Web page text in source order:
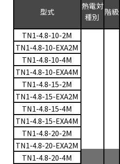
型式
熱電対
種別
階級
TN1-4.8-10-2M
TN1-4.8-10-EXA2M
TN1-4.8-10-4M
TN1-4.8-10-EXA4M
TN1-4.8-15-2M
TN1-4.8-15-EXA2M
TN1-4.8-15-4M
TN1-4.8-15-EXA4M
TN1-4.8-20-2M
TN1-4.8-20-EXA2M
TN1-4.8-20-4M